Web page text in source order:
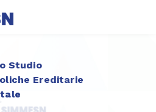
Studio
Ereditarie